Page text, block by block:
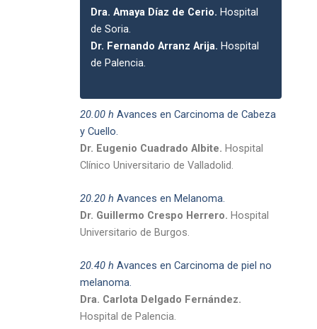
Dra. Amaya Díaz de Cerio. Hospital
de Soria.
Dr. Fernando Arranz Arija. Hospital
de Palencia.
20.00 h Avances en Carcinoma de Cabeza
y Cuello.
Dr. Eugenio Cuadrado Albite. Hospital
Clínico Universitario de Valladolid.
20.20 h Avances en Melanoma.
Dr. Guillermo Crespo Herrero. Hospital
Universitario de Burgos.
20.40 h Avances en Carcinoma de piel no
melanoma.
Dra. Carlota Delgado Fernández.
Hospital de Palencia.